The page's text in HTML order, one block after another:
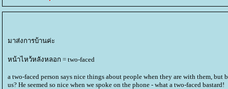
มาส่งการบ้านค่ะ
หน้าไหว้หลังหลอก = two-faced
a two-faced person says nice things about people when they are with them,
us? He seemed so nice when we spoke on the phone - what a two-faced bastard!